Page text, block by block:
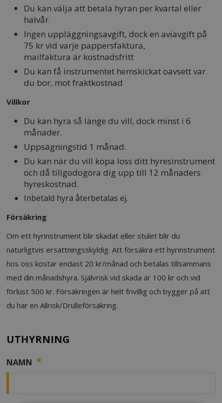
Du kan välja att betala hyran per kvartal eller
halvår
Ingen uppläggningsavgift, dock en aviavgift på
75 kr vid varje pappersfaktura,
mailfaktura är kostnadsfritt
Du kan få instrumentet hemskickat oavsett var
du bor, mot fraktkostnad
Villkor
Du kan hyra så länge du vill, dock minst i 6
månader.
Uppsägningstid 1 månad.
Du kan när du vill köpa loss ditt hyresinstrument
och då tillgodogöra dig upp till 12 månaders
hyreskostnad.
Inbetald hyra återbetalas ej.
Försäkring
Om ett hyrinstrument blir skadat eller stulet blir du
naturligtvis ersättningsskyldig. Att försäkra ett hyrinstrument
hos oss kostar endast 20 kr/månad och betalas tillsammans
med din månadshyra. Självrisk vid skada är 100 kr och vid
förlust 500 kr. Försäkringen är helt frivillig och bygger på att
du har en Allrisk/Drulleförsäkring.
UTHYRNING
NAMN *